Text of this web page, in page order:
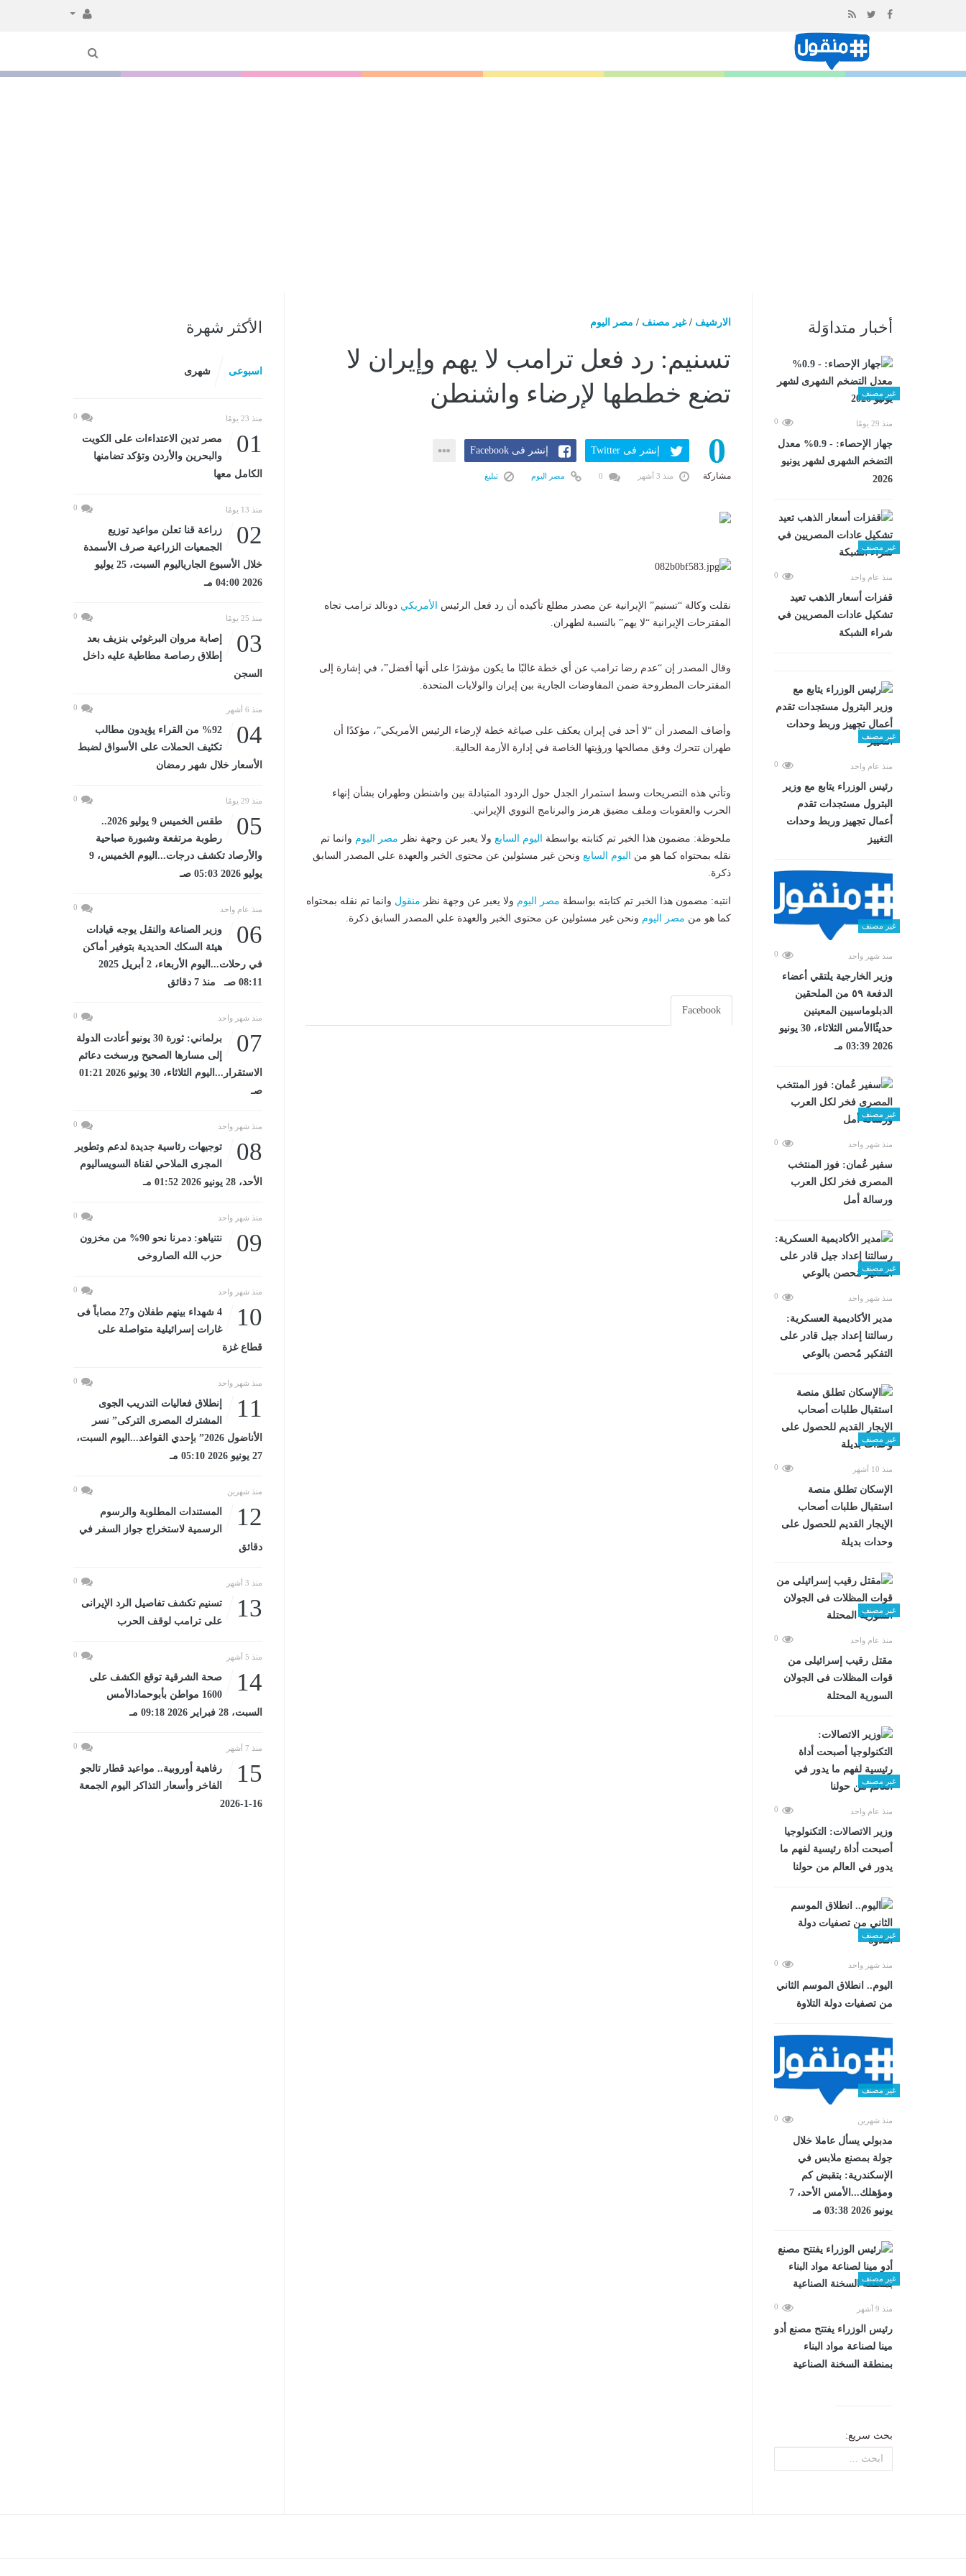
المحتوى
أخبار متداوَلة
غير مصنف
منذ 29 يومًا 0
جهاز الإحصاء: - 0.9% معدل
التضخم الشهرى لشهر يونيو
2026
غير مصنف
منذ عام واحد 0
قفزات أسعار الذهب تعيد
تشكيل عادات المصريين في
شراء الشبكة
غير مصنف
منذ عام واحد 0
رئيس الوزراء يتابع مع وزير
البترول مستجدات تقدم
أعمال تجهيز وربط وحدات
التغييز
غير مصنف
منذ شهر واحد 0
وزير الخارجية يلتقي أعضاء
الدفعة ٥٩ من الملحقين
الدبلوماسيين المعينين
حديثًاالأمس الثلاثاء، 30 يونيو
2026 03:39 مـ
غير مصنف
منذ شهر واحد 0
سفير عُمان: فوز المنتخب
المصرى فخر لكل العرب
ورسالة أمل
غير مصنف
منذ شهر واحد 0
مدير الأكاديمية العسكرية:
رسالتنا إعداد جيل قادر على
التفكير مُحصن بالوعي
غير مصنف
منذ 10 أشهر 0
الإسكان تطلق منصة
استقبال طلبات أصحاب
الإيجار القديم للحصول على
وحدات بديلة
غير مصنف
منذ عام واحد 0
مقتل رقيب إسرائيلى من
قوات المظلات فى الجولان
السورية المحتلة
غير مصنف
منذ عام واحد 0
وزير الاتصالات: التكنولوجيا
أصبحت أداة رئيسية لفهم ما
يدور في العالم من حولنا
غير مصنف
منذ شهر واحد 0
اليوم.. انطلاق الموسم الثاني
من تصفيات دولة التلاوة
غير مصنف
منذ شهرين 0
مدبولي يسأل عاملا خلال
جولة بمصنع ملابس في
الإسكندرية: بتقبض كم
ومؤهلك...الأمس الأحد، 7
يونيو 2026 03:38 مـ
غير مصنف
منذ 9 أشهر 0
رئيس الوزراء يفتتح مصنع أدو
مينا لصناعة مواد البناء
بمنطقة السخنة الصناعية
بحث سريع:
الارشيف /غير مصنف / مصر اليوم
تسنيم: رد فعل ترامب لا يهم وإيران لا
تضع خططها لإرضاء واشنطن
0
مشاركة
إنشر فى Twitter إنشر فى Facebook
منذ 3 أشهر مصر اليوم تبليغ
نقلت وكالة “تسنيم” الإيرانية عن مصدر مطلع تأكيده أن رد فعل الرئيس الأمريكي دونالد ترامب تجاه
المقترحات الإيرانية “لا يهم” بالنسبة لطهران.
وقال المصدر إن “عدم رضا ترامب عن أي خطة غالبًا ما يكون مؤشرًا على أنها أفضل”، في إشارة إلى
المقترحات المطروحة ضمن المفاوضات الجارية بين إيران والولايات المتحدة.
وأضاف المصدر أن “لا أحد في إيران يعكف على صياغة خطة لإرضاء الرئيس الأمريكي”، مؤكدًا أن
طهران تتحرك وفق مصالحها ورؤيتها الخاصة في إدارة الأزمة الحالية.
وتأتي هذه التصريحات وسط استمرار الجدل حول الردود المتبادلة بين واشنطن وطهران بشأن إنهاء
الحرب والعقوبات وملف مضيق هرمز والبرنامج النووي الإيراني.
ملحوظة: مضمون هذا الخبر تم كتابته بواسطة اليوم السابع ولا يعبر عن وجهة نظر مصر اليوم وانما تم
نقله بمحتواه كما هو من
اليوم السابع ونحن غير مسئولين عن محتوى الخبر والعهدة علي المصدر السابق
ذكرة.
انتبه: مضمون هذا الخبر تم كتابته بواسطة مصر اليوم ولا يعبر عن وجهة نظر منقول وانما تم نقله بمحتواه
كما هو من مصر اليوم ونحن غير مسئولين عن محتوى الخبر والعهدة علي المصدر السابق ذكرة.
Facebook
الأكثر شهرة
اسبوعى شهرى
منذ 23 يومًا 0
01
مصر تدين الاعتداءات على الكويت
والبحرين والأردن وتؤكد تضامنها
الكامل معها
منذ 13 يومًا 0
02
زراعة قنا تعلن مواعيد توزيع
الجمعيات الزراعية صرف الأسمدة
خلال الأسبوع الجارياليوم السبت، 25 يوليو
2026 04:00 مـ
منذ 25 يومًا 0
03
إصابة مروان البرغوثي بنزيف بعد
إطلاق رصاصة مطاطية عليه داخل
السجن
منذ 6 أشهر 0
04
%92 من القراء يؤيدون مطالب
تكثيف الحملات على الأسواق لضبط
الأسعار خلال شهر رمضان
منذ 29 يومًا 0
05
طقس الخميس 9 يوليو 2026..
رطوبة مرتفعة وشبورة صباحية
والأرصاد تكشف درجات...اليوم الخميس، 9
يوليو 2026 05:03 صـ
منذ عام واحد 0
06
وزير الصناعة والنقل يوجه قيادات
هيئة السكك الحديدية بتوفير أماكن
في رحلات...اليوم الأربعاء، 2 أبريل 2025
08:11 صـ منذ 7 دقائق
منذ شهر واحد 0
07
برلماني: ثورة 30 يونيو أعادت الدولة
إلى مسارها الصحيح ورسخت دعائم
الاستقرار...اليوم الثلاثاء، 30 يونيو 2026 01:21
صـ
منذ شهر واحد 0
08
توجيهات رئاسية جديدة لدعم وتطوير
المجرى الملاحي لقناة السويساليوم
الأحد، 28 يونيو 2026 01:52 مـ
منذ شهر واحد 0
09
نتنياهو: دمرنا نحو 90% من مخزون
حزب الله الصاروخى
منذ شهر واحد 0
10
4 شهداء بينهم طفلان و27 مصاباً فى
غارات إسرائيلية متواصلة على
قطاع غزة
منذ شهر واحد 0
11
إنطلاق فعاليات التدريب الجوى
المشترك المصرى التركى” نسر
الأناضول 2026” بإحدي القواعد...اليوم السبت،
27 يونيو 2026 05:10 مـ
منذ شهرين 0
12
المستندات المطلوبة والرسوم
الرسمية لاستخراج جواز السفر في
دقائق
منذ 3 أشهر 0
13
تسنيم تكشف تفاصيل الرد الإيرانى
على ترامب لوقف الحرب
منذ 5 أشهر 0
14
صحة الشرقية توقع الكشف على
1600 مواطن بأبوحمادالأمس
السبت، 28 فبراير 2026 09:18 مـ
منذ 7 أشهر 0
15
رفاهية أوروبية.. مواعيد قطار تالجو
الفاخر وأسعار التذاكر اليوم الجمعة
16-1-2026